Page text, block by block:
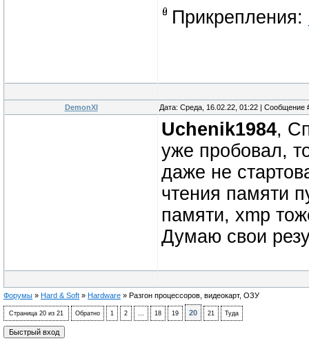
Прикрепления:
DemonXI Дата: Среда, 16.02.22, 01:22 | Сообщение
Uchenik1984,
уже пробовал,
даже не
чтения памяти
памяти, xmp
Думаю свои
Форумы » Hard & Soft » Hardware » Разгон процессоров, видеокарт, ОЗУ
Страница 20 из 21 Обратно 1 2 … 18 19 20 21 Туда